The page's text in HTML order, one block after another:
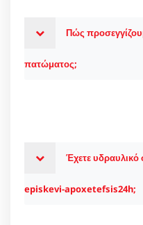
Πώς
πατώματος;
Έχετε υδραυλικό
episkevi-apoxetefsis24h;